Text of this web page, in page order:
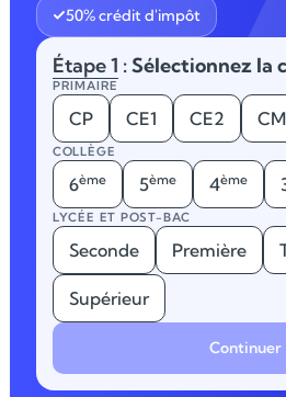
50% crédit d'impôt
Étape 1 : Sélectionnez la
PRIMAIRE
CP CE1 CE2
COLLÈGE
6ème 5ème 4ème
LYCÉE ET POST-BAC
Seconde Première
Supérieur
Continuer